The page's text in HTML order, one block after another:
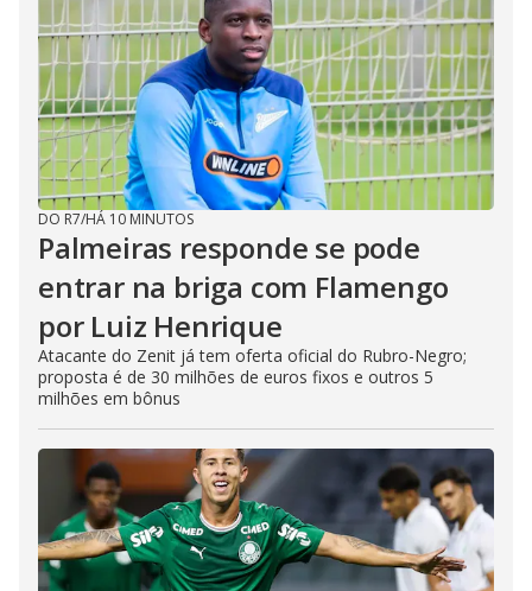
DO R7/HÁ 10 MINUTOS
Palmeiras responde se pode
entrar na briga com Flamengo
por Luiz Henrique
Atacante do Zenit já tem oferta oficial do Rubro-Negro;
proposta é de 30 milhões de euros fixos e outros 5
milhões em bônus